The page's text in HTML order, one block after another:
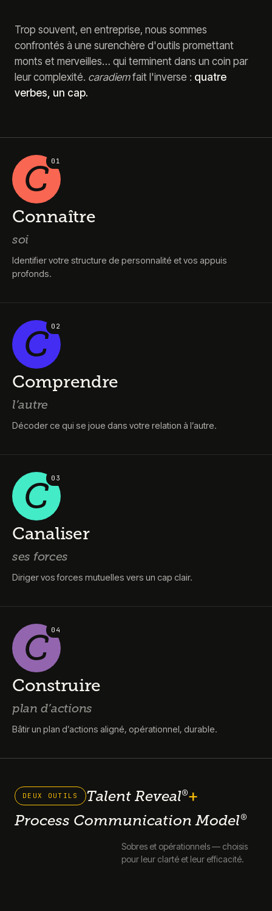
Trop souvent, en entreprise, nous sommes
confrontés à une surenchère d'outils promettant
monts et merveilles… qui terminent dans un coin par
leur complexité. caradiemfait l'inverse : quatre
verbes, un cap.
C 0 1
Connaître
soi
Identifier votre structure de personnalité et vos appuis
profonds.
C 0 2
Comprendre
l’autre
Décoder ce qui se joue dans votre relation à l’autre.
C 0 3
Canaliser
ses forces
Diriger vos forces mutuelles vers un cap clair.
C 0 4
Construire
plan d’actions
Bâtir un plan d’actions aligné, opérationnel, durable.
DEUX OUTILS Talent Reveal®+
Process Communication Model®
Sobres et opérationnels — choisis
pour leur clarté et leur efficacité.